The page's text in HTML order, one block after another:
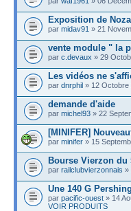
Exposition de
par midav91 » 21
vente module " la
par c.devaux » 29
Les vidéos ne
par dnrphil » 12 Octobre
demande d'aide
par michel93 » 22
[MINIFER]
par minifer » 15
Bourse Vierzon du
par railclubvierzonnais »
Une 140 G Pershing
par pacific-ouest » 14
VOIR PRODUITS